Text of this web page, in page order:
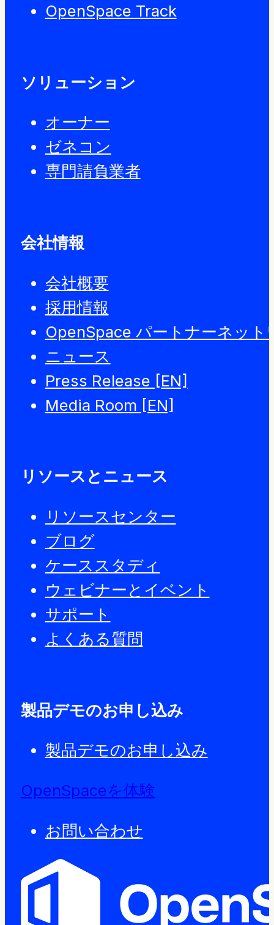
OpenSpace Track
ソリューション
オーナー
ゼネコン
専門請負業者
会社情報
会社概要
採用情報
OpenSpace パートナーネット
ニュース
Press Release [EN]
Media Room [EN]
リソースとニュース
リソースセンター
ブログ
ケーススタディ
ウェビナーとイベント
サポート
よくある質問
製品デモのお申し込み
製品デモのお申し込み
OpenSpaceを体験
お問い合わせ